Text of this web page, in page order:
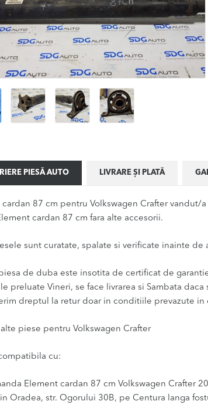
PIESĂ AUTO LIVRARE ȘI PLATĂ
cardan 87 cm pentru Volkswagen Crafter vandut/
cardan 87 cm fara alte accesorii.
sunt curatate, spalate si verificate inainte de
de duba este insotita de certificat de
preluate Vineri, se face livrarea si Sambata
dreptul la retur doar in conditiile prevazute in
piese pentru Volkswagen Crafter
cu:
Element cardan 87 cm Volkswagen Crafter
Oradea, str. Ogorului 30B, pe Centura langa